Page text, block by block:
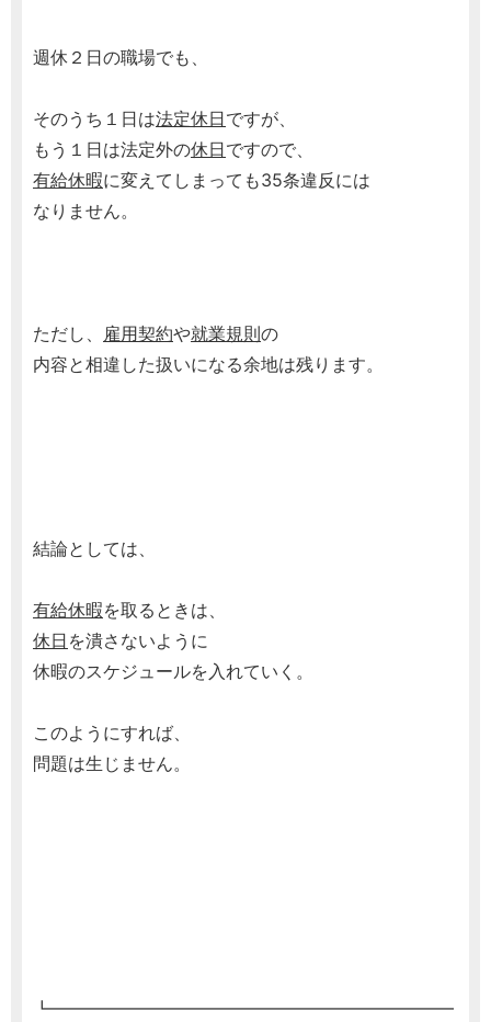
週休２日の職場でも、
そのうち１日は法定休日ですが、
もう１日は法定外の休日ですので、
有給休暇に変えてしまっても35条違反には
なりません。
ただし、 雇用契約や就業規則の
内容と相違した扱いになる余地は残ります。
結論としては、
有給休暇を取るときは、
休日 を潰さないように
休暇のスケジュールを入れていく。
このようにすれば、
問題は生じません。
┗━━━━━━━━━━━━━━━━━━━━━━━